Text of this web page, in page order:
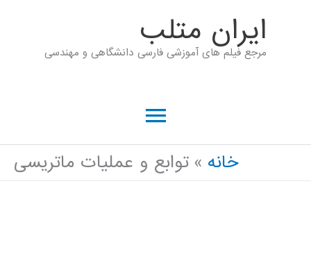
ايران متلب
مرجع فیلم های آموزشی فارسی دانشگاهی و مهندسی
فهرست
اصلی
خانه توابع و عملیات ماتریسی